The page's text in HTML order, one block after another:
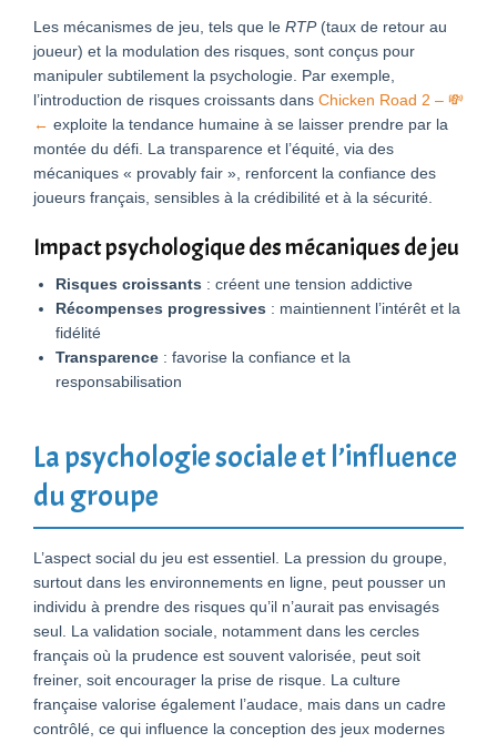
Les mécanismes de jeu, tels que le RTP(taux de retour au
joueur) et la modulation des risques, sont conçus pour
manipuler subtilement la psychologie. Par exemple,
l’introduction de risques croissants dans Chicken Road 2 – 💸
← exploite la tendance humaine à se laisser prendre par la
montée du défi. La transparence et l’équité, via des
mécaniques « provably fair », renforcent la confiance des
joueurs français, sensibles à la crédibilité et à la sécurité.
Impact psychologique des mécaniques de jeu
Risques croissants : créent une tension addictive
Récompenses progressives : maintiennent l’intérêt et la
fidélité
Transparence : favorise la confiance et la
responsabilisation
La psychologie sociale et l’influence
du groupe
L’aspect social du jeu est essentiel. La pression du groupe,
surtout dans les environnements en ligne, peut pousser un
individu à prendre des risques qu’il n’aurait pas envisagés
seul. La validation sociale, notamment dans les cercles
français où la prudence est souvent valorisée, peut soit
freiner, soit encourager la prise de risque. La culture
française valorise également l’audace, mais dans un cadre
contrôlé, ce qui influence la conception des jeux modernes